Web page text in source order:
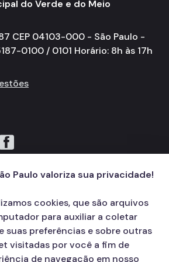
Áreas Verdes e Espaços Livres
do Verde e do Meio
CEP 04103-000 - São Paulo -
0100 / 0101 Horário: 8h às 17h
Xdo Instagram
do Facebook
Paulo valoriza sua privacidade!
cookies, que são arquivos
para auxiliar a coletar
suas preferências e sobre outras
visitadas por você a fim de
de navegação em nosso